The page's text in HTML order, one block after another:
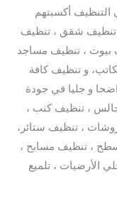
التنظيف أكسبتهم
تنظيف شقق ، تنظيف
بيوت ، تنظيف مساجد
و تنظيف كافة
واضحا و جليا في جودة
، تنظيف كنب ،
، تنظيف ستائر،
، تنظيف مسابح ،
الأرضيات ، تلميع